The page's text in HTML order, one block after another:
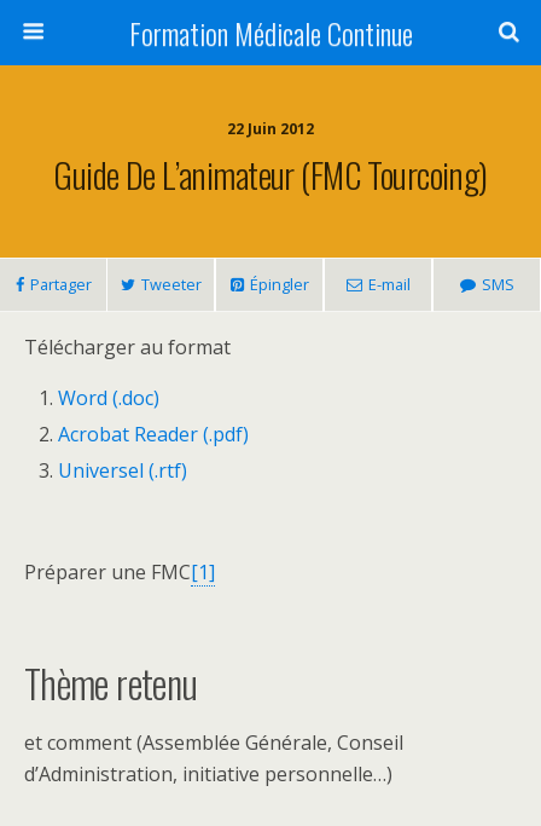
Formation Médicale Continue
22 Juin 2012
Guide De L’animateur (FMC Tourcoing)
Partager Tweeter Épingler E-mail SMS
Télécharger au format
Word (.doc)
Acrobat Reader (.pdf)
Universel (.rtf)
Préparer une FMC[1]
Thème retenu
et comment (Assemblée Générale, Conseil
d’Administration, initiative personnelle…)